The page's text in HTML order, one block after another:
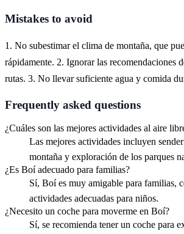
Mistakes to avoid
1. No subestimar el clima de montaña, que
rápidamente. 2. Ignorar las recomendaciones
rutas. 3. No llevar suficiente agua y comida
Frequently asked questions
¿Cuáles son las mejores actividades al aire
Las mejores actividades incluyen
montaña y exploración de los parques
¿Es Boí adecuado para familias?
Sí, Boí es muy amigable para familias,
actividades adecuadas para niños.
¿Necesito un coche para moverme en Boí?
Sí, se recomienda tener un coche para